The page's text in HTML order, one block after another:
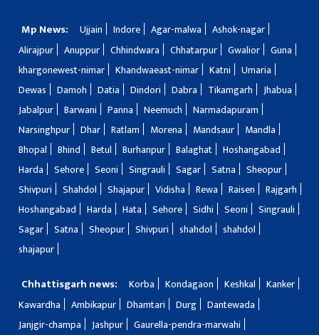
Mp News: Ujjain Indore Agar-malwa
Ashok-nagar
Alirajpur
Anuppur Chhindwara Chhatarpur Gwalior
Guna
khargonewest-nimar
Khandwaeast-nimar Katni
Umaria
Dewas
Damoh Datia Dindori Dabra Tikamgarh
Jhabua
Jabalpur
Barwani Panna Neemuch
Narmadapuram
Narsinghpur
Dhar Ratlam Morena Mandsaur
Mandla
Bhopal
Bhind Betul Burhanpur Balaghat
Hoshangabad
Harda
Sehore Seoni Singrauli Sagar Satna
Sheopur
Shivpuri
Shahdol Shajapur Vidisha Rewa Raisen
Rajgarh
Hoshangabad
Harda Hata Sehore Sidhi Seoni
Singrauli
Sagar
Satna Sheopur Shivpuri shahdol
shahdol
shajapur
Chhattisgarh news: Korba Kondagaon Keshkal
Kanker
Kawardha
Ambikapur Dhamtari Durg
Dantewada
Janjgir-champa
Jashpur
Gaurella-pendra-marwahi